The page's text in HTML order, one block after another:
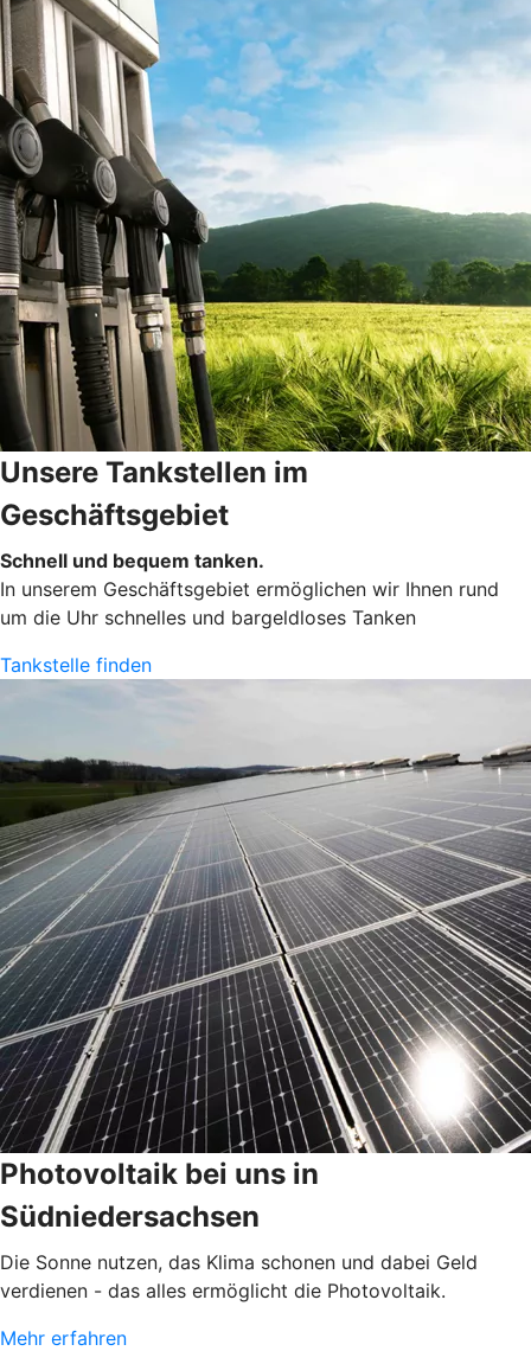
Unsere Tankstellen im
Geschäftsgebiet
Schnell und bequem tanken.
In unserem Geschäftsgebiet ermöglichen wir Ihnen rund
um die Uhr schnelles und bargeldloses Tanken
Tankstelle finden
Photovoltaik bei uns in
Südniedersachsen
Die Sonne nutzen, das Klima schonen und dabei Geld
verdienen - das alles ermöglicht die Photovoltaik.
Mehr erfahren